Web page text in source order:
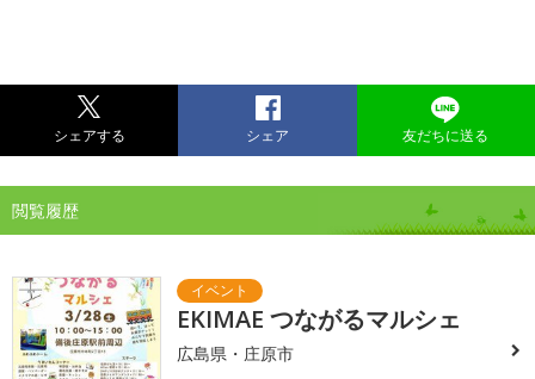
シェアする シェア 友だちに送る
閲覧履歴
EKIMAE つながるマルシェ
広島県・庄原市